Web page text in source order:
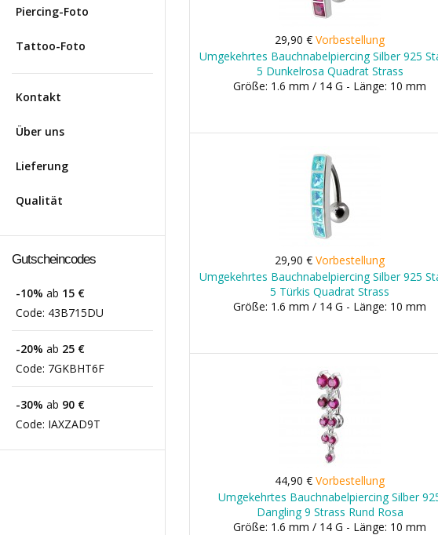
Piercing-Foto
Tattoo-Foto
Kontakt
Über uns
Lieferung
Qualität
Gutscheincodes
-10% ab 15 €
Code: 43B715DU
-20% ab 25 €
Code: 7GKBHT6F
-30% ab 90 €
Code: IAXZAD9T
29,90 €Vorbestellung
Umgekehrtes Bauchnabelpiercing Silber 925
5 Dunkelrosa Quadrat Strass
Größe: 1.6 mm / 14 G - Länge: 10 mm
29,90 €Vorbestellung
Umgekehrtes Bauchnabelpiercing Silber 925
5 Türkis Quadrat Strass
Größe: 1.6 mm / 14 G - Länge: 10 mm
44,90 €Vorbestellung
Umgekehrtes Bauchnabelpiercing Silber
Dangling 9 Strass Rund Rosa
Größe: 1.6 mm / 14 G - Länge: 10 mm